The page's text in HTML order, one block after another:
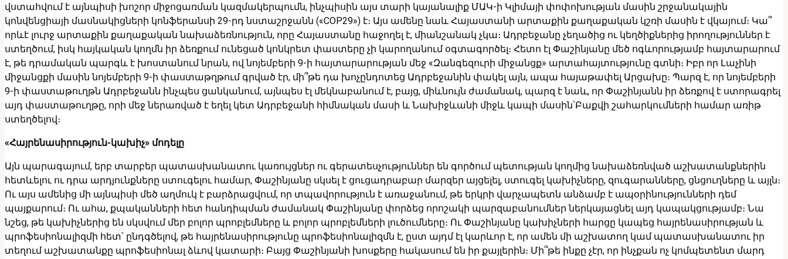
վստահվում է այնպիսի խոշոր միջոցառման կազմակերպումն, ինչպիսին այս տարի կայանալիք ՄԱԿ-ի Կլիմայի փոփոխության մասին շրջանակային
կոնվենցիայի մասնակիցների կոնֆերանսի 29-րդ նստաշրջանն («COP29») է։ Այս ամենը նաև Հայաստանի արտաքին քաղաքական կշռի մասին է վկայում։ Կա՞
որևէ լուրջ արտաքին քաղաքական նախաձեռնություն, որը Հայաստանը հաջողել է, միանշանակ չկա։ Ադրբեջանը չեղածից ու կեղծիքներից իրողություններ է
ստեղծում, իսկ հայկական կողմն իր ձեռքում ունեցած կոնկրետ փաստերը չի կարողանում օգտագործել։ Հետո էլ Փաշինյանը մեծ ոգևորությամբ հայտարարում
է, թե դրամական պարգև է խոստանում նրան, ով նոյեմբերի 9-ի հայտարարության մեջ «Զանգեզուրի միջանցք» արտահայտությունը գտնի։ Իբր որ Լաչինի
միջանցքի մասին նոյեմբերի 9-ի փաստաթղթում գրված էր, մի՞թե դա խոչընդոտեց Ադրբեջանին փակել այն, ապա հայաթափել Արցախը։ Պարզ է, որ նոյեմբերի
9-ի փաստաթուղթն Ադրբեջանն ինչպես ցանկանում, այնպես էլ մեկնաբանում է, բայց, միևնույն ժամանակ, պարզ է նաև, որ Փաշինյանն իր ձեռքով է ստորագրել
այդ փաստաթուղթը, որի մեջ ներառված է եղել կետ Ադրբեջանի հիմնական մասի և Նախիջևանի միջև կապի մասին՝Բաքվի շահարկումների համար առիթ
ստեղծելով։
«Հայրենասիրություն-կախիչ» մոդելը
Այն պարագայում, երբ տարբեր պատասխանատու կառույցներ ու գերատեսչություններ են գործում պետության կողմից նախաձեռնված աշխատանքներին
հետևելու ու դրա արդյունքները ստուգելու համար, Փաշինյանը սկսել է ցուցադրաբար մարզեր այցելել, ստուգել կախիչները, զուգարանները, ցնցուղները և այլն։
Ու այս ամենից մի այնպիսի մեծ աղմուկ է բարձրացվում, որ տպավորություն է առաջանում, թե երկրի վարչապետն անձամբ է ապօրինությունների դեմ
պայքարում։ Ու ահա, քպականների հետ հանդիպման ժամանակ Փաշինյանը փորձեց որոշակի պարզաբանումներ ներկայացնել այդ կապակցությամբ։ Նա
նշեց, թե կախիչներից են սկսվում մեր բոլոր պրոբլեմները և բոլոր պրոբլեմների լուծումները։ Ու Փաշինյանը կախիչների հարցը կապեց հայրենասիրության և
պրոֆեսիոնալիզմի հետ՝ ընդգծելով, թե հայրենասիրությունը պրոֆեսիոնալիզմն է, ըստ այդմ էլ կարևոր է, որ ամեն մի աշխատող կամ պատասխանատու իր
տեղում աշխատանքը պրոֆեսիոնալ ձևով կատարի։ Բայց Փաշինյանի խոսքերը հակասում են իր քայլերին։ Մի՞թե ինքը չէր, որ ինչքան ոչ կոմպետենտ մարդ